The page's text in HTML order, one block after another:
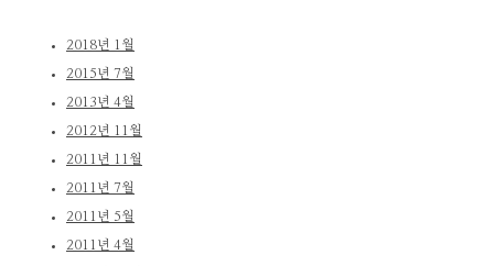
2018년 1월
2015년 7월
2013년 4월
2012년 11월
2011년 11월
2011년 7월
2011년 5월
2011년 4월